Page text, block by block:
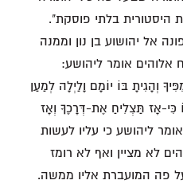
היסטורית בלתי פוסקת".
אל יהושוע בן נון וממנה
אלוהים אומר ליהושע:
וְהָגִיתָ בּוֹ יוֹמָם וָלַיְלָה לְמַעַן
אָז תַּצְלִיחַ אֶת-דְּרָכֶךָ וְאָז
ליהושע כי עליו לעשות
לא מציין ואף לא רומז
פה המועברת אליו ממשה.